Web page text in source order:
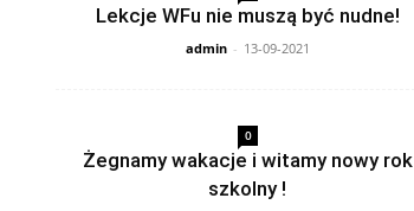
Lekcje WFu nie muszą być nudne!
admin - 13-09-2021
0
Żegnamy wakacje i witamy nowy rok
szkolny !